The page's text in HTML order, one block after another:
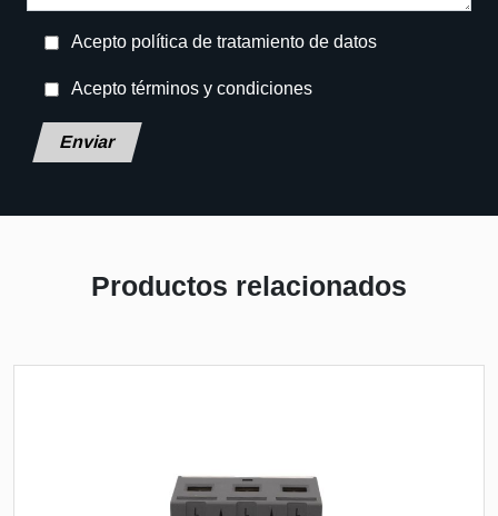
Acepto política de tratamiento de datos
Acepto términos y condiciones
Deja este campo en blanco, por favor.
Productos relacionados